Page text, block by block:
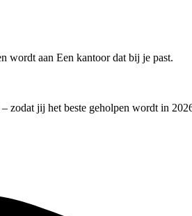
wordt aan Een kantoor dat bij je past.
– zodat jij het beste geholpen wordt in